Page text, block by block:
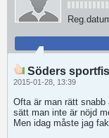
Söders
2015-01-28, 13:39
Ofta är man rätt
sätt man inte är nöjd
Men idag måste jag